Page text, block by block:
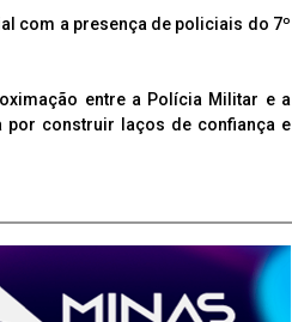
com a presença de policiais do 7º
entre a Polícia Militar e a
por construir laços de confiança e